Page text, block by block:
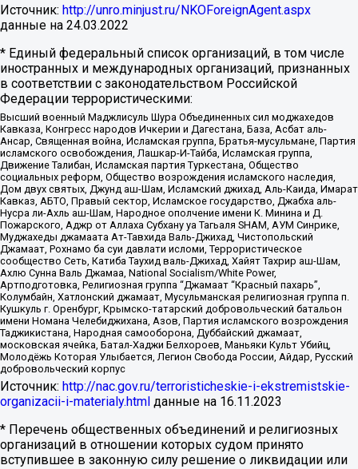
Источник: http://unro.minjust.ru/NKOForeignAgent.aspx
данные на 24.03.2022
* Единый федеральный список организаций, в том числе
иностранных и международных организаций, признанных
в соответствии с законодательством Российской
Федерации террористическими:
Высший военный Маджлисуль Шура Объединенных сил моджахедов
Кавказа, Конгресс народов Ичкерии и Дагестана, База, Асбат аль-
Ансар, Священная война, Исламская группа, Братья-мусульмане, Партия
исламского освобождения, Лашкар-И-Тайба, Исламская группа,
Движение Талибан, Исламская партия Туркестана, Общество
социальных реформ, Общество возрождения исламского наследия,
Дом двух святых, Джунд аш-Шам, Исламский джихад, Аль-Каида, Имарат
Кавказ, АБТО, Правый сектор, Исламское государство, Джабха аль-
Нусра ли-Ахль аш-Шам, Народное ополчение имени К. Минина и Д.
Пожарского, Аджр от Аллаха Субхану уа Тагьаля SHAM, АУМ Синрике,
Муджахеды джамаата Ат-Тавхида Валь-Джихад, Чистопольский
Джамаат, Рохнамо ба суи давлати исломи, Террористическое
сообщество Сеть, Катиба Таухид валь-Джихад, Хайят Тахрир аш-Шам,
Ахлю Сунна Валь Джамаа, National Socialism/White Power,
Артподготовка, Религиозная группа “Джамаат “Красный пахарь”,
Колумбайн, Хатлонский джамаат, Мусульманская религиозная группа п.
Кушкуль г. Оренбург, Крымско-татарский добровольческий батальон
имени Номана Челебиджихана, Азов, Партия исламского возрождения
Таджикистана, Народная самооборона, Дуббайский джамаат,
московская ячейка, Батал-Хаджи Белхороев, Маньяки Культ Убийц,
Молодёжь Которая Улыбается, Легион Свобода России, Айдар, Русский
добровольческий корпус
Источник: http://nac.gov.ru/terroristicheskie-i-ekstremistskie-
organizacii-i-materialy.html данные на 16.11.2023
* Перечень общественных объединений и религиозных
организаций в отношении которых судом принято
вступившее в законную силу решение о ликвидации или